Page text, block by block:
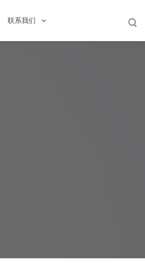
联系我们